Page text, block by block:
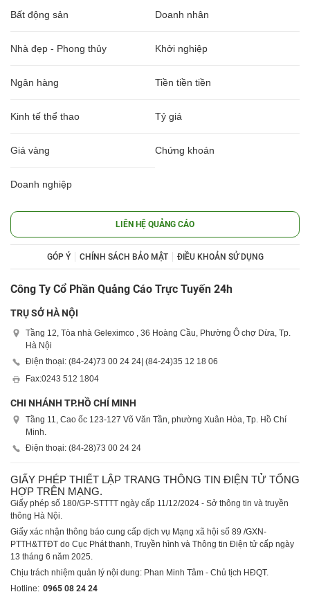
Bất động sản Doanh nhân
Nhà đẹp - Phong thủy Khởi nghiệp
Ngân hàng Tiền tiền tiền
Kinh tế thể thao Tỷ giá
Giá vàng Chứng khoán
Doanh nghiệp
LIÊN HỆ QUẢNG CÁO
GÓP Ý CHÍNH SÁCH BẢO MẬT ĐIỀU KHOẢN SỬ DỤNG
Công Ty Cổ Phần Quảng Cáo Trực Tuyến 24h
TRỤ SỞ HÀ NỘI
Tầng 12, Tòa nhà Geleximco , 36 Hoàng Cầu, Phường Ô chợ Dừa, Tp.
Hà Nội
Điện thoại: (84-24)73 00 24 24 | (84-24)35 12 18 06
Fax:0243 512 1804
CHI NHÁNH TP.HỒ CHÍ MINH
Tầng 11, Cao ốc 123-127 Võ Văn Tần, phường Xuân Hòa, Tp. Hồ Chí
Minh.
Điện thoại: (84-28)73 00 24 24
GIẤY PHÉP THIẾT LẬP TRANG THÔNG TIN ĐIỆN TỬ TỔNG
HỢP TRÊN MẠNG.
Giấy phép số 180/GP-STTTT ngày cấp 11/12/2024 - Sở thông tin và truyền
thông Hà Nội.
Giấy xác nhận thông báo cung cấp dịch vụ Mạng xã hội số 89 /GXN-
PTTH&TTĐT do Cục Phát thanh, Truyền hình và Thông tin Điện tử cấp ngày
13 tháng 6 năm 2025.
Chịu trách nhiệm quản lý nội dung: Phan Minh Tâm - Chủ tịch HĐQT.
Hotline: 0965 08 24 24